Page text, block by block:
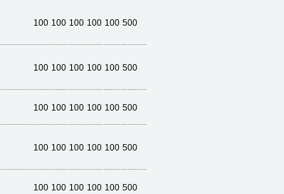
100 100 100 100 100 500
100 100 100 100 100 500
100 100 100 100 100 500
100 100 100 100 100 500
100 100 100 100 100 500